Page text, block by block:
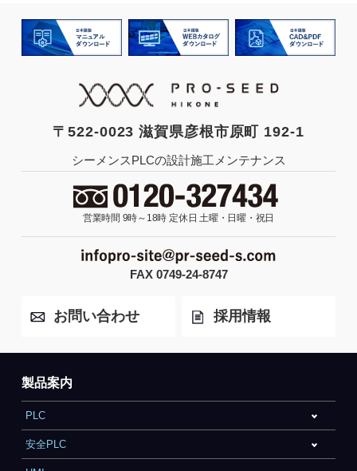
〒522-0023 滋賀県彦根市原町 192-1
シーメンスPLCの設計施工メンテナンス
営業時間 9時～18時 定休日 土曜・日曜・祝日
FAX 0749-24-8747
お問い合わせ 採用情報
製品案内
PLC
安全PLC